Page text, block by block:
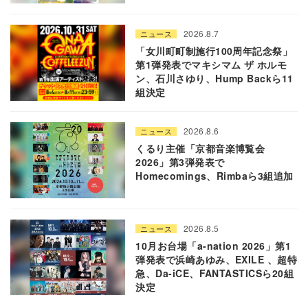
ニュース 2026.8.7
「女川町町制施行100周年記念祭」
第1弾発表でマキシマム ザ ホルモ
ン、石川さゆり、Hump Backら11
組決定
ニュース 2026.8.6
くるり主催「京都音楽博覧会
2026」第3弾発表で
Homecomings、Rimbaら3組追加
ニュース 2026.8.5
10月お台場「a-nation 2026」第1
弾発表で浜崎あゆみ、EXILE 、超特
急、Da-iCE、FANTASTICSら20組
決定